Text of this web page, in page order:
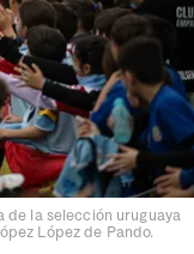
de la selección uruguaya
López de Pando.